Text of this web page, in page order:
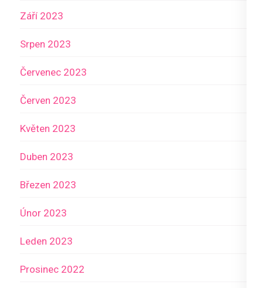
Září 2023
Srpen 2023
Červenec 2023
Červen 2023
Květen 2023
Duben 2023
Březen 2023
Únor 2023
Leden 2023
Prosinec 2022